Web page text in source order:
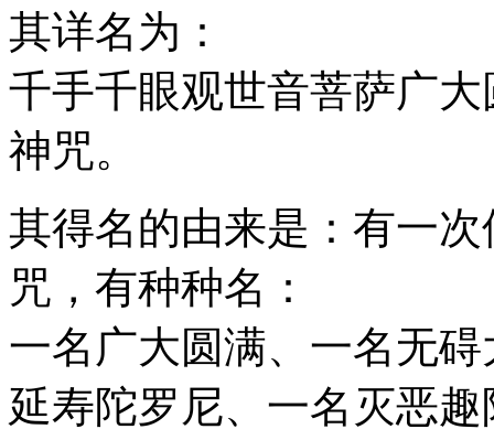
其详名为：
千手千眼观世音菩萨广
神咒。
其得名的由来是：有一
咒，有种种名：
一名广大圆满、一名无
延寿陀罗尼、一名灭恶